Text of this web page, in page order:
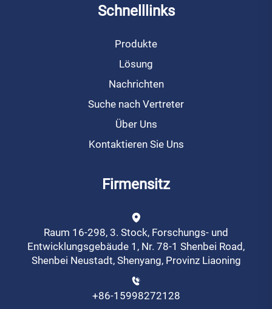
Schnelllinks
Produkte
Lösung
Nachrichten
Suche nach Vertreter
Über Uns
Kontaktieren Sie Uns
Firmensitz
Raum 16-298, 3. Stock, Forschungs- und
Entwicklungsgebäude 1, Nr. 78-1 Shenbei Road,
Shenbei Neustadt, Shenyang, Provinz Liaoning
+86-15998272128